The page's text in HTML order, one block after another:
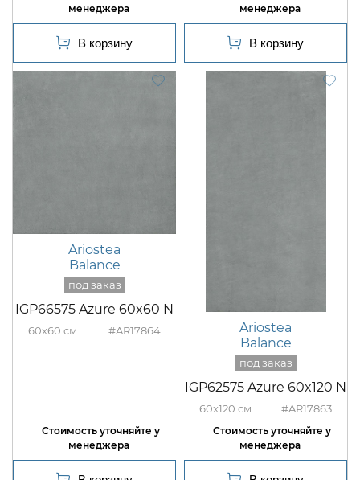
Ariostea
Balance
IGP66575 Azure 60x60 N
60x60 #AR17864
Ariostea
Balance
IGP62575 Azure 60x120 N
60x120 #AR17863